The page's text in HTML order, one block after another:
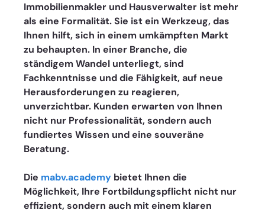
Immobilienmakler und Hausverwalter ist mehr
als eine Formalität. Sie ist ein Werkzeug, das
Ihnen hilft, sich in einem umkämpften Markt
zu behaupten. In einer Branche, die
ständigem Wandel unterliegt, sind
Fachkenntnisse und die Fähigkeit, auf neue
Herausforderungen zu reagieren,
unverzichtbar. Kunden erwarten von Ihnen
nicht nur Professionalität, sondern auch
fundiertes Wissen und eine souveräne
Beratung.
Die mabv.academy bietet Ihnen die
Möglichkeit, Ihre Fortbildungspflicht nicht nur
effizient, sondern auch mit einem klaren